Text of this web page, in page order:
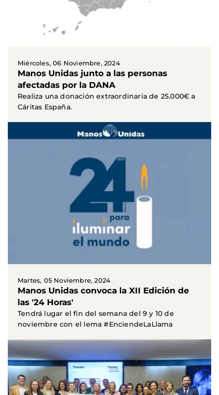
Miércoles, 06 Noviembre, 2024
Manos Unidas junto a las personas
afectadas por la DANA
Realiza una donación extraordinaria de 25.000€ a
Cáritas España.
Martes, 05 Noviembre, 2024
Manos Unidas convoca la XII Edición de
las '24 Horas'
Tendrá lugar el fin del semana del 9 y 10 de
noviembre con el lema #EnciendeLaLlama